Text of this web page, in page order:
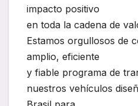
impacto positivo
en toda la cadena de
Estamos orgullosos de
amplio, eficiente
y fiable programa de
nuestros vehículos